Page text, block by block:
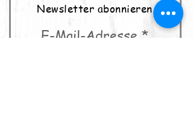
Newsletter abonnieren
E-Mail-Adresse